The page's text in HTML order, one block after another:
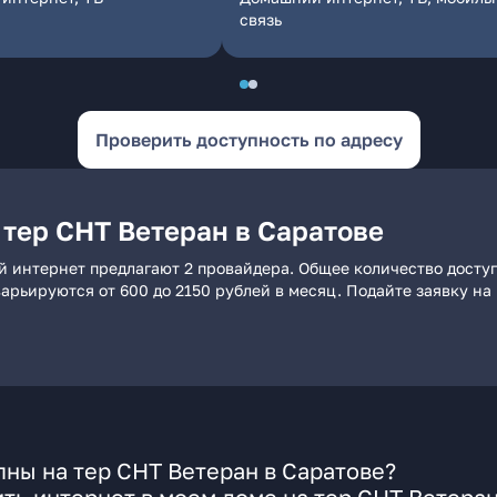
связь
Проверить доступность по адресу
СНТ Ветеран в Саратове
предлагают 2 провайдера. Общее количество
от 600 до 2150 рублей в месяц. Подайте заявку
на тер СНТ Ветеран в Саратове?